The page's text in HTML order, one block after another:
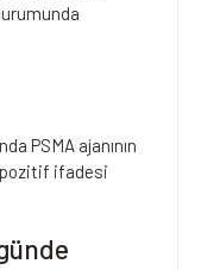
PSMA ajanının
pozitif ifadesi